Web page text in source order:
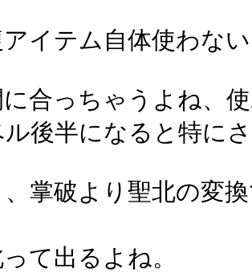
アイテム自体使わな
合っちゃうよね、
ル後半になると特に
、掌破より聖北の変
て出るよね。